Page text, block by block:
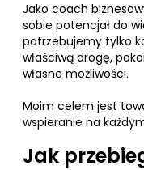
Jako coach
sobie potencjał do
potrzebujemy tylko
właściwą drogę,
własne możliwości.
Moim celem jest
wspieranie na
Jak